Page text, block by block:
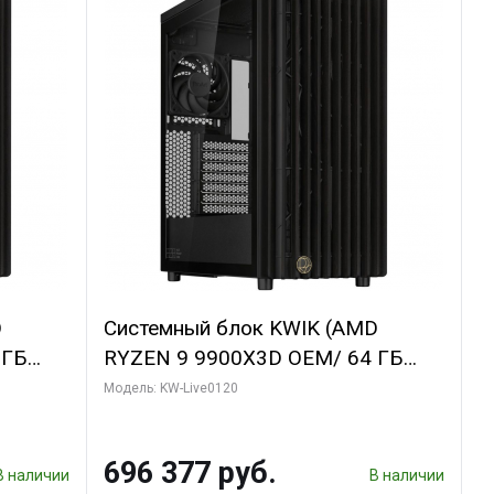
наличии
Системный блок KWIK (AMD
RYZEN 9 9900X3D OEM/ 64 ГБ
ОЗУ/ Afox RTX4090 24GB GDDR6X
Модель: KW-Live0120
696 377 руб. В наличии